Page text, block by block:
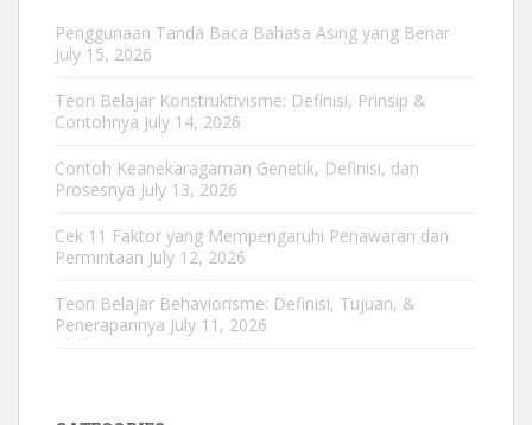
Penggunaan Tanda Baca Bahasa Asing yang Benar
July 15, 2026
Teori Belajar Konstruktivisme: Definisi, Prinsip &
Contohnya July 14, 2026
Contoh Keanekaragaman Genetik, Definisi, dan
Prosesnya July 13, 2026
Cek 11 Faktor yang Mempengaruhi Penawaran dan
Permintaan July 12, 2026
Teori Belajar Behaviorisme: Definisi, Tujuan, &
Penerapannya July 11, 2026